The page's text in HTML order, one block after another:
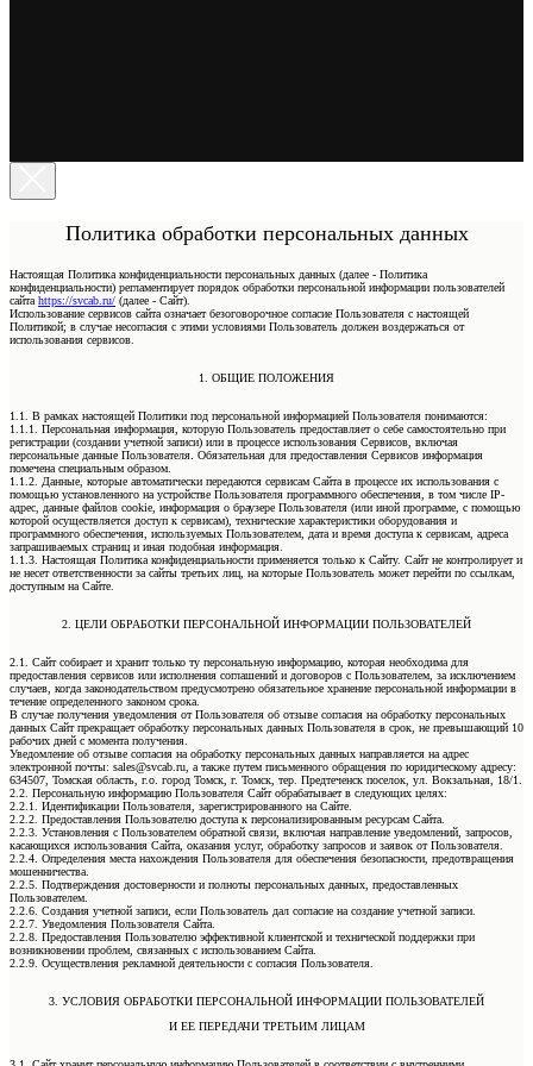
Политика обработки персональных данных
Настоящая Политика конфиденциальности персональных данных (далее - Политика
конфиденциальности) регламентирует порядок обработки персональной информации пользователей
сайта https://svcab.ru/ (далее - Сайт).
Использование сервисов сайта означает безоговорочное согласие Пользователя с настоящей
Политикой; в случае несогласия с этими условиями Пользователь должен воздержаться от
использования сервисов.
1. ОБЩИЕ ПОЛОЖЕНИЯ
1.1. В рамках настоящей Политики под персональной информацией Пользователя понимаются:
1.1.1. Персональная информация, которую Пользователь предоставляет о себе самостоятельно при
регистрации (создании учетной записи) или в процессе использования Сервисов, включая
персональные данные Пользователя. Обязательная для предоставления Сервисов информация
помечена специальным образом.
1.1.2. Данные, которые автоматически передаются сервисам Сайта в процессе их использования с
помощью установленного на устройстве Пользователя программного обеспечения, в том числе IP-
адрес, данные файлов cookie, информация о браузере Пользователя (или иной программе, с помощью
которой осуществляется доступ к сервисам), технические характеристики оборудования и
программного обеспечения, используемых Пользователем, дата и время доступа к сервисам, адреса
запрашиваемых страниц и иная подобная информация.
1.1.3. Настоящая Политика конфиденциальности применяется только к Сайту. Сайт не контролирует и
не несет ответственности за сайты третьих лиц, на которые Пользователь может перейти по ссылкам,
доступным на Сайте.
2. ЦЕЛИ ОБРАБОТКИ ПЕРСОНАЛЬНОЙ ИНФОРМАЦИИ ПОЛЬЗОВАТЕЛЕЙ
2.1. Сайт собирает и хранит только ту персональную информацию, которая необходима для
предоставления сервисов или исполнения соглашений и договоров с Пользователем, за исключением
случаев, когда законодательством предусмотрено обязательное хранение персональной информации в
течение определенного законом срока.
В случае получения уведомления от Пользователя об отзыве согласия на обработку персональных
данных Сайт прекращает обработку персональных данных Пользователя в срок, не превышающий 10
рабочих дней с момента получения.
Уведомление об отзыве согласия на обработку персональных данных направляется на адрес
электронной почты: sales@svcab.ru, а также путем письменного обращения по юридическому адресу:
634507, Томская область, г.о. город Томск, г. Томск, тер. Предтеченск поселок, ул. Вокзальная, 18/1.
2.2. Персональную информацию Пользователя Сайт обрабатывает в следующих целях:
2.2.1. Идентификации Пользователя, зарегистрированного на Сайте.
2.2.2. Предоставления Пользователю доступа к персонализированным ресурсам Сайта.
2.2.3. Установления с Пользователем обратной связи, включая направление уведомлений, запросов,
касающихся использования Сайта, оказания услуг, обработку запросов и заявок от Пользователя.
2.2.4. Определения места нахождения Пользователя для обеспечения безопасности, предотвращения
мошенничества.
2.2.5. Подтверждения достоверности и полноты персональных данных, предоставленных
Пользователем.
2.2.6. Создания учетной записи, если Пользователь дал согласие на создание учетной записи.
2.2.7. Уведомления Пользователя Сайта.
2.2.8. Предоставления Пользователю эффективной клиентской и технической поддержки при
возникновении проблем, связанных с использованием Сайта.
2.2.9. Осуществления рекламной деятельности с согласия Пользователя.
3. УСЛОВИЯ ОБРАБОТКИ ПЕРСОНАЛЬНОЙ ИНФОРМАЦИИ ПОЛЬЗОВАТЕЛЕЙ
И ЕЕ ПЕРЕДАЧИ ТРЕТЬИМ ЛИЦАМ